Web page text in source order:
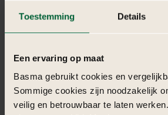
Toestemming Details
Een ervaring op maat
Basma gebruikt cookies en
Sommige cookies zijn noodzakelijk
veilig en betrouwbaar te laten
Persoonlijk
Wij staan voor een persoonlijke aanpak.
ervaring.
98 %